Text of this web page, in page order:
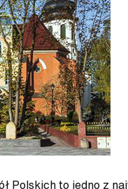
to jedno z